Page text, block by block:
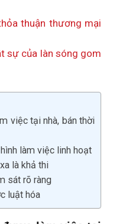
thuận thương mại
sự của làn sóng gom
việc tại nhà, bán thời
làm việc linh hoạt
là khả thi
sát rõ ràng
luật hóa